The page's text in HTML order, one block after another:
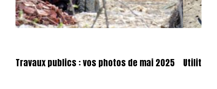
Travaux publics : vos photos de mai 2025